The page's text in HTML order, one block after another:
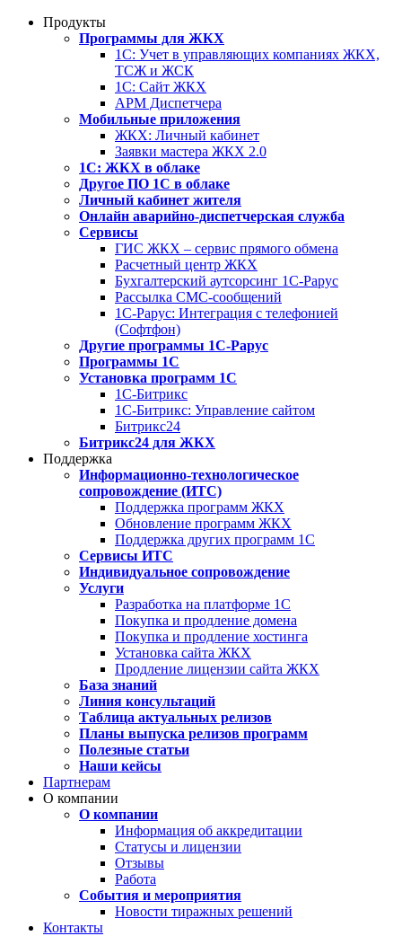
Продукты
Программы для ЖКХ
1С: Учет в управляющих компаниях ЖКХ,
ТСЖ и ЖСК
1С: Сайт ЖКХ
АРМ Диспетчера
Мобильные приложения
ЖКХ: Личный кабинет
Заявки мастера ЖКХ 2.0
1С: ЖКХ в облаке
Другое ПО 1С в облаке
Личный кабинет жителя
Онлайн аварийно-диспетчерская служба
Сервисы
ГИС ЖКХ – сервис прямого обмена
Расчетный центр ЖКХ
Бухгалтерский аутсорсинг 1С-Рарус
Рассылка СМС-сообщений
1С-Рарус: Интеграция с телефонией
(Софтфон)
Другие программы 1С-Рарус
Программы 1С
Установка программ 1С
1С-Битрикс
1С-Битрикс: Управление сайтом
Битрикс24
Битрикс24 для ЖКХ
Поддержка
Информационно-технологическое
сопровождение (ИТС)
Поддержка программ ЖКХ
Обновление программ ЖКХ
Поддержка других программ 1С
Сервисы ИТС
Индивидуальное сопровождение
Услуги
Разработка на платформе 1С
Покупка и продление домена
Покупка и продление хостинга
Установка сайта ЖКХ
Продление лицензии сайта ЖКХ
База знаний
Линия консультаций
Таблица актуальных релизов
Планы выпуска релизов программ
Полезные статьи
Наши кейсы
Партнерам
О компании
О компании
Информация об аккредитации
Статусы и лицензии
Отзывы
Работа
События и мероприятия
Новости тиражных решений
Контакты